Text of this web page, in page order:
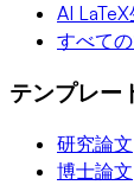
AI
すべて
テンプレー
研究論文
博士論文